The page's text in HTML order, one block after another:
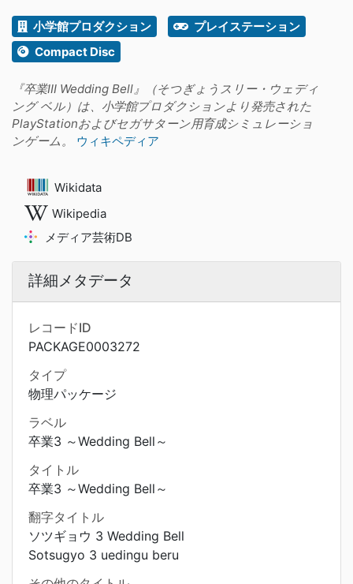
小学館プロダクション
プレイステーション
Compact Disc
『卒業III Wedding Bell』（そつぎょうスリー・ウェディ
ング ベル）は、小学館プロダクションより発売された
PlayStationおよびセガサターン用育成シミュレーショ
ンゲーム。
ウィキペディア
Wikidata
Wikipedia
メディア芸術DB
詳細メタデータ
レコードID
PACKAGE0003272
タイプ
物理パッケージ
ラベル
卒業3 ～Wedding Bell～
タイトル
卒業3 ～Wedding Bell～
翻字タイトル
ソツギョウ 3 Wedding Bell
Sotsugyo 3 uedingu beru